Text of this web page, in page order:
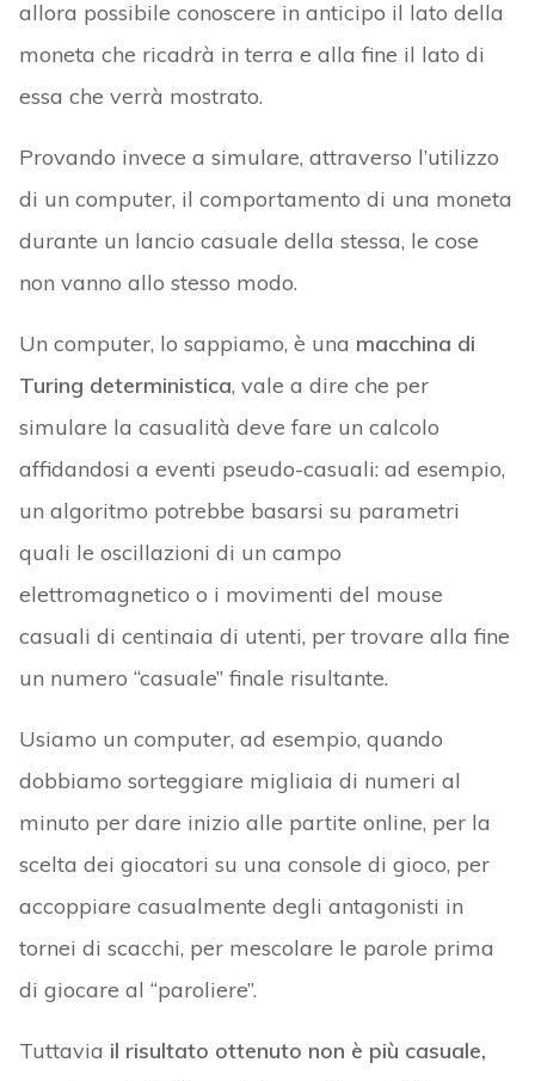
allora possibile conoscere in anticipo il lato della
moneta che ricadrà in terra e alla fine il lato di
essa che verrà mostrato.
Provando invece a simulare, attraverso l’utilizzo
di un computer, il comportamento di una moneta
durante un lancio casuale della stessa, le cose
non vanno allo stesso modo.
Un computer, lo sappiamo, è una macchina di
Turing deterministica, vale a dire che per
simulare la casualità deve fare un calcolo
affidandosi a eventi pseudo-casuali: ad esempio,
un algoritmo potrebbe basarsi su parametri
quali le oscillazioni di un campo
elettromagnetico o i movimenti del mouse
casuali di centinaia di utenti, per trovare alla fine
un numero “casuale” finale risultante.
Usiamo un computer, ad esempio, quando
dobbiamo sorteggiare migliaia di numeri al
minuto per dare inizio alle partite online, per la
scelta dei giocatori su una console di gioco, per
accoppiare casualmente degli antagonisti in
tornei di scacchi, per mescolare le parole prima
di giocare al “paroliere”.
Tuttavia il risultato ottenuto non è più casuale,